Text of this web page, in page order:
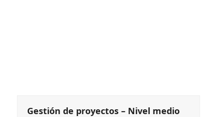
Gestión de proyectos – Nivel medio